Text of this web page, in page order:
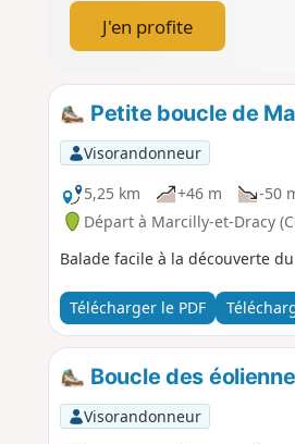
J'en profite
Petite boucle de
Visorandonneur
5,25 km
+46 m -50
Départ à Marcilly-et-Dracy
Balade facile à la découverte
Télécharger le PDF
Boucle des
Visorandonneur